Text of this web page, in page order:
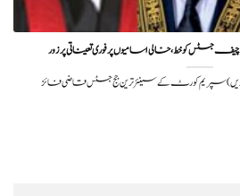
جسٹس کو خط، خالی اسامیوں پر فوری تعیناتی پر زور